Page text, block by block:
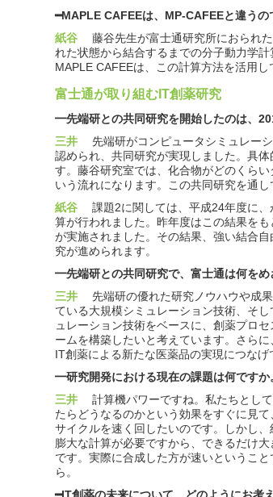
━MAPLE CAFEEは、MP-CAFEEと違うの
紙谷 藤谷先生が富士通研究所におられ
れた状態から結合するまでの分子動力学
MAPLE CAFEEは、この計算方法を活用
富士通が取り組むIT創薬研究
━先端研との共同研究を開始したのは、
三井 先端研がコンピュータシミュレー
認められ、共同研究が実現しました。具
す。藤谷研究室では、化合物がどのくら
いう流れになります。この共同研究を通
紙谷 課題2に関しては、平成24年度に、
算が行われました。昨年度はこの結果を
が実施されました。その結果、強い結合
究が進められます。
━先端研との共同研究で、富士通は何をめ
三井 先端研の優れた研究ノウハウや成
ている大規模シミュレーション技術、そ
ュレーション技術をベースに、創薬プロ
ームを構築したいと考えています。さらに
IT創薬による新たな医薬品の実現につなげ
━研究開発における現在の課題は何ですか
三井 計算機パワーですね。私たちとし
たらどうなるのかという効果をすぐに見て
サイクルを速く回したいのです。しかし
膨大な計算が必要ですから、できるだけ
です。実際に合成した方が速いというこ
ら。